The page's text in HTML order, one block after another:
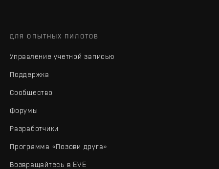
ДЛЯ ОПЫТНЫХ ПИЛОТОВ
Управление учетной записью
Поддержка
Сообщество
Форумы
Разработчики
Программа «Позови друга»
Возвращайтесь в EVE